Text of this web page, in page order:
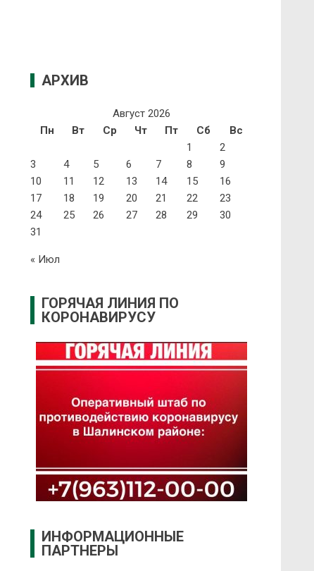
АРХИВ
Август 2026
Пн
Вт Ср Чт Пт Сб
Вс
1
2
3
4 5 6 7 8
9
10
11 12 13 14 15
16
17
18 19 20 21 22
23
24
25 26 27 28 29
30
31
« Июл
ГОРЯЧАЯ ЛИНИЯ ПО
КОРОНАВИРУСУ
ИНФОРМАЦИОННЫЕ
ПАРТНЕРЫ